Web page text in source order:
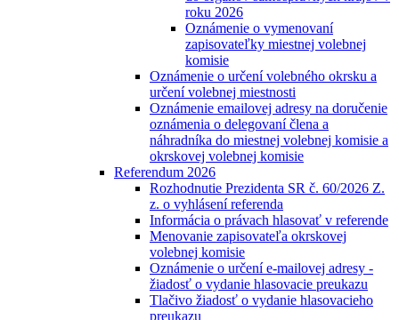
roku 2026
Oznámenie o vymenovaní
zapisovateľky miestnej volebnej
komisie
Oznámenie o určení volebného okrsku a
určení volebnej miestnosti
Oznámenie emailovej adresy na doručenie
oznámenia o delegovaní člena a
náhradníka do miestnej volebnej komisie a
okrskovej volebnej komisie
Referendum 2026
Rozhodnutie Prezidenta SR č. 60/2026 Z.
z. o vyhlásení referenda
Informácia o právach hlasovať v referende
Menovanie zapisovateľa okrskovej
volebnej komisie
Oznámenie o určení e-mailovej adresy -
žiadosť o vydanie hlasovacie preukazu
Tlačivo žiadosť o vydanie hlasovacieho
preukazu